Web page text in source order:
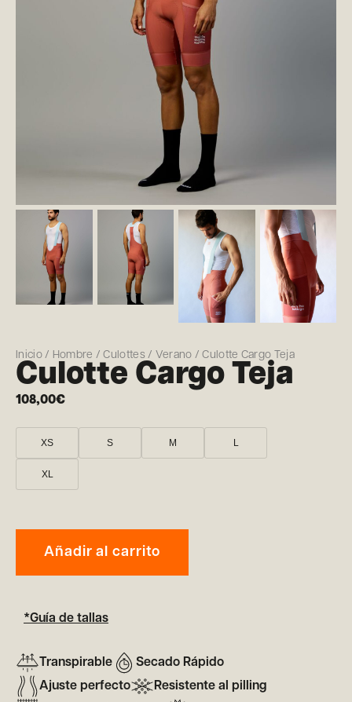
Inicio/ Hombre /Culottes / Verano / Culotte Cargo Teja
Culotte Cargo Teja
108,00€
XS S M L
XL
Añadir al carrito
*Guía de tallas
Transpirable
Secado Rápido
Ajuste perfecto
Resistente al pilling